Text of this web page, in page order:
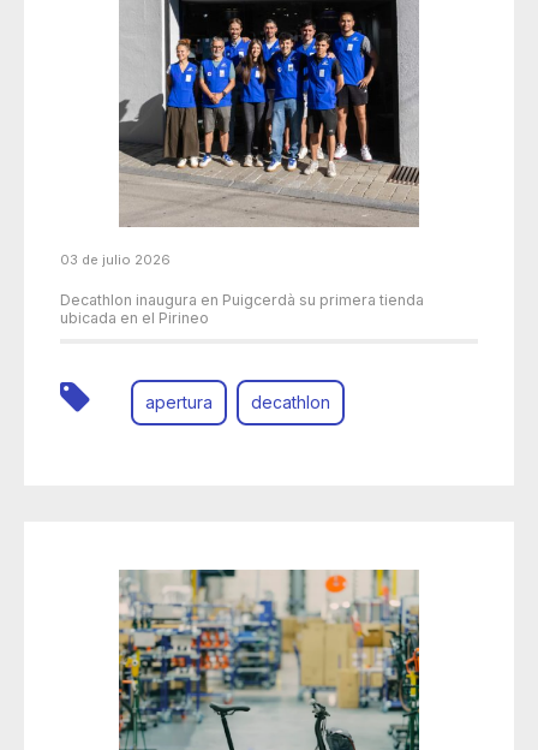
03 de julio 2026
Decathlon inaugura en Puigcerdà su primera tienda
ubicada en el Pirineo
apertura decathlon